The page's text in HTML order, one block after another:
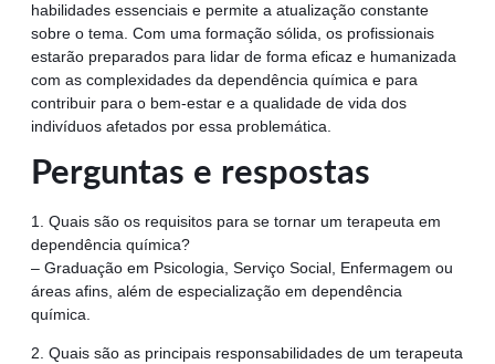
habilidades essenciais e permite a atualização constante
sobre o tema. Com uma formação sólida, os profissionais
estarão preparados para lidar de forma eficaz e humanizada
com as complexidades da dependência química e para
contribuir para o bem-estar e a qualidade de vida dos
indivíduos afetados por essa problemática.
Perguntas e respostas
1. Quais são os requisitos para se tornar um terapeuta em
dependência química?
– Graduação em Psicologia, Serviço Social, Enfermagem ou
áreas afins, além de especialização em dependência
química.
2. Quais são as principais responsabilidades de um terapeuta